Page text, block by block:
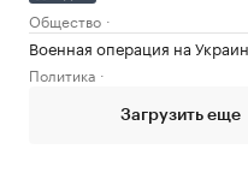
Общество
Военная операция на
Политика
Загрузить еще